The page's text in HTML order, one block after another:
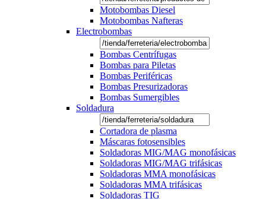
Motobombas Diesel
Motobombas Nafteras
Electrobombas
Bombas Centrífugas
Bombas para Piletas
Bombas Periféricas
Bombas Presurizadoras
Bombas Sumergibles
Soldadura
Cortadora de plasma
Máscaras fotosensibles
Soldadoras MIG/MAG monofásicas
Soldadoras MIG/MAG trifásicas
Soldadoras MMA monofásicas
Soldadoras MMA trifásicas
Soldadoras TIG